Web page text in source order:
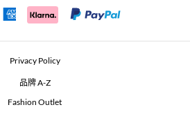
Privacy Policy
品牌 A-Z
Fashion Outlet